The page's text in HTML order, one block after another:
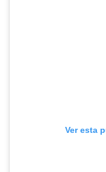
Ver esta